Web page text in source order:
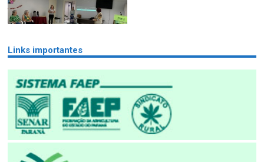
Links importantes